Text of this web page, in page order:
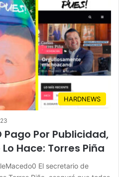
HARDNEWS
Por Publicidad,
Hace: Torres Piña
El secretario de